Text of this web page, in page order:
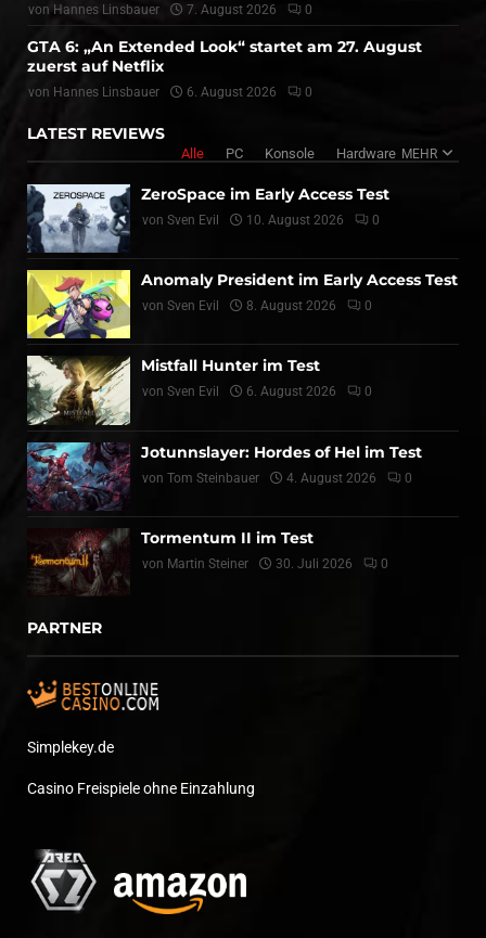
von Hannes Linsbauer 7. August 2026 0
GTA 6: „An Extended Look“ startet am 27. August
zuerst auf Netflix
von Hannes Linsbauer 6. August 2026 0
LATEST REVIEWS
Alle PC Konsole Hardware MEHR
ZeroSpace im Early Access Test
von Sven Evil 10. August 2026 0
Anomaly President im Early Access Test
von Sven Evil 8. August 2026 0
Mistfall Hunter im Test
von Sven Evil 6. August 2026 0
Jotunnslayer: Hordes of Hel im Test
von Tom Steinbauer 4. August 2026 0
Tormentum II im Test
von Martin Steiner 30. Juli 2026 0
PARTNER
Simplekey.de
Casino Freispiele ohne Einzahlung